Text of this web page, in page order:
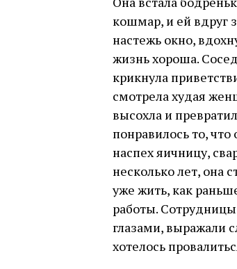
кошмар, и ей вдруг
настежь окно,
жизнь хороша.
крикнула
смотрела худая
высохла и
понравилось то,
наспех яичницу,
несколько лет, она
уже жить, как
работы.
глазами, выражали
хотелось